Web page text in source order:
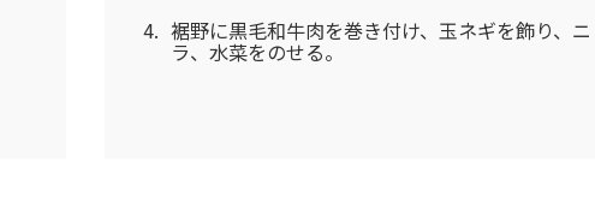
裾野に黒毛和牛肉を巻き付け、玉ネギを飾り、ニ
ラ、水菜をのせる。